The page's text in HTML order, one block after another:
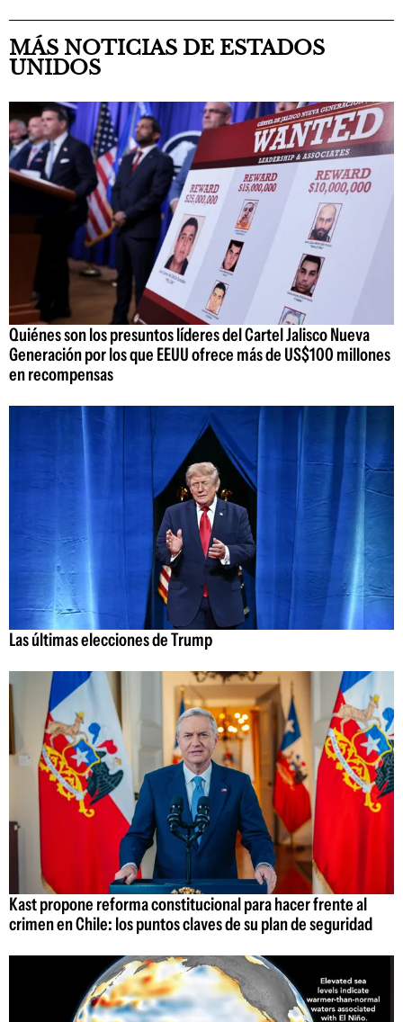
MÁS NOTICIAS DE ESTADOS
UNIDOS
Quiénes son los presuntos líderes del Cartel Jalisco Nueva
Generación por los que EEUU ofrece más de US$100 millones
en recompensas
Las últimas elecciones de Trump
Kast propone reforma constitucional para hacer frente al
crimen en Chile: los puntos claves de su plan de seguridad